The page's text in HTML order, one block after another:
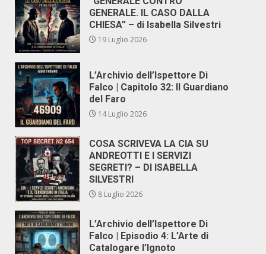
GENERALE. IL CASO DALLA
CHIESA” – di Isabella Silvestri
19 Luglio 2026
L’Archivio dell’Ispettore Di
Falco | Capitolo 32: Il Guardiano
del Faro
14 Luglio 2026
COSA SCRIVEVA LA CIA SU
ANDREOTTI E I SERVIZI
SEGRETI? – DI ISABELLA
SILVESTRI
8 Luglio 2026
L’Archivio dell’Ispettore Di
Falco | Episodio 4: L’Arte di
Catalogare l’Ignoto